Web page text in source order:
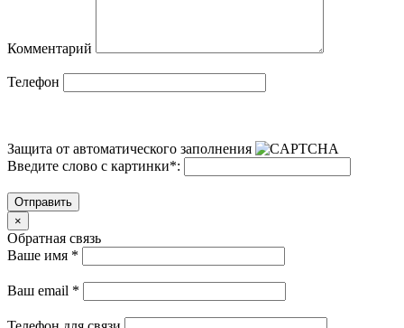
Комментарий
Телефон
Защита от автоматического заполнения
Введите слово с картинки*:
Отправить
×
Обратная связь
Ваше имя *
Ваш email *